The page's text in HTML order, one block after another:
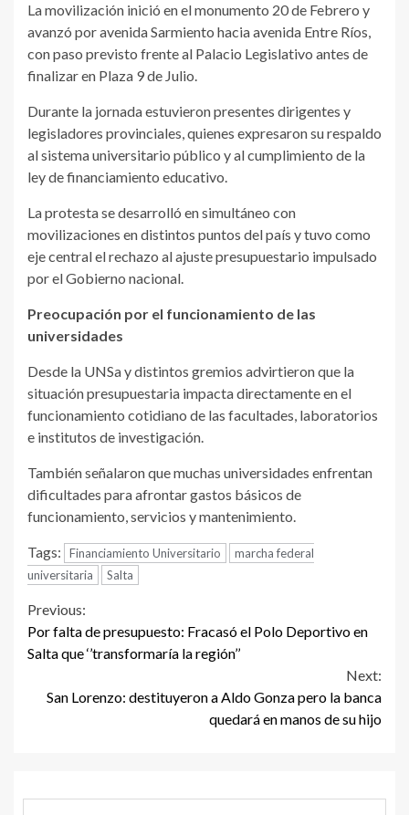
La movilización inició en el monumento 20 de Febrero y
avanzó por avenida Sarmiento hacia avenida Entre Ríos,
con paso previsto frente al Palacio Legislativo antes de
finalizar en Plaza 9 de Julio.
Durante la jornada estuvieron presentes dirigentes y
legisladores provinciales,quienes expresaron su respaldo
al sistema universitario público y al cumplimiento de la
ley de financiamiento educativo.
La protesta se desarrolló en simultáneo con
movilizaciones en distintos puntos del país y tuvo como
eje central el rechazo al ajuste presupuestario impulsado
por el Gobierno nacional.
Preocupación por el funcionamiento de las
universidades
Desde la UNSay distintos gremios advirtieron que la
situación presupuestaria impacta directamente en el
funcionamiento cotidiano de las facultades, laboratorios
e institutos de investigación.
También señalaron que muchas universidades enfrentan
dificultades para afrontar gastos básicos de
funcionamiento, servicios y mantenimiento.
Tags: Financiamiento Universitario
marcha federal
universitaria
Salta
Continue
Reading
Previous:
Por falta de presupuesto: Fracasó el Polo Deportivo en
Salta que ‘’transformaría la región’’
Next:
San Lorenzo: destituyeron a Aldo Gonza pero la banca
quedará en manos de su hijo